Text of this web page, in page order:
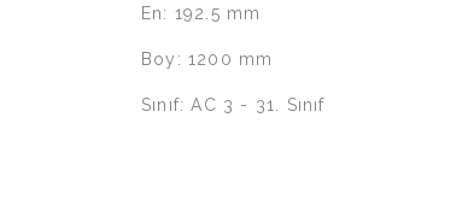
En: 192.5 mm
Boy: 1200 mm
Sınıf: AC 3 - 31. Sınıf